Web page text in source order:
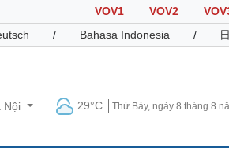
VOV1 VOV2
/ Bahasa Indonesia /
Nội 29°C Thứ Bảy, ngày 8 tháng 8